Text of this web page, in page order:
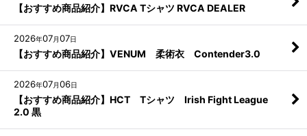
【おすすめ商品紹介】RVCA Tシャツ RVCA DEALER
2026年07月07日
【おすすめ商品紹介】VENUM 柔術衣 Contender3.0
2026年07月06日
【おすすめ商品紹介】HCT Tシャツ Irish Fight League
2.0 黒